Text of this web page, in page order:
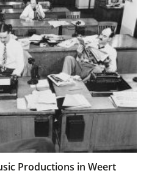
Productions in Weert